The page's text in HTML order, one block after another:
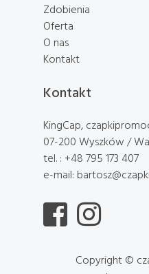
Zdobienia
Oferta
O nas
Kontakt
Kontakt
KingCap,
07-200 Wyszków /
tel. : +48 795 173 407
e-mail:
Copyright ©